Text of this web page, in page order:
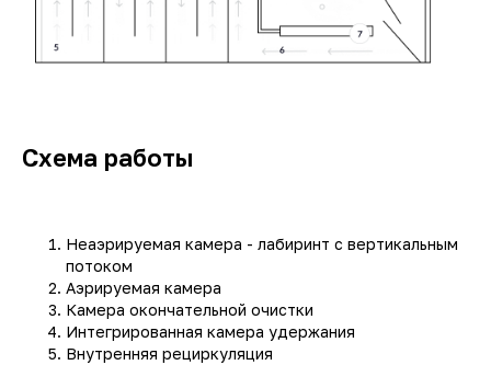
Схема работы
Неаэрируемая камера - лабиринт с вертикальным
потоком
Аэрируемая камера
Камера окончательной очистки
Интегрированная камера удержания
Внутренняя рециркуляция